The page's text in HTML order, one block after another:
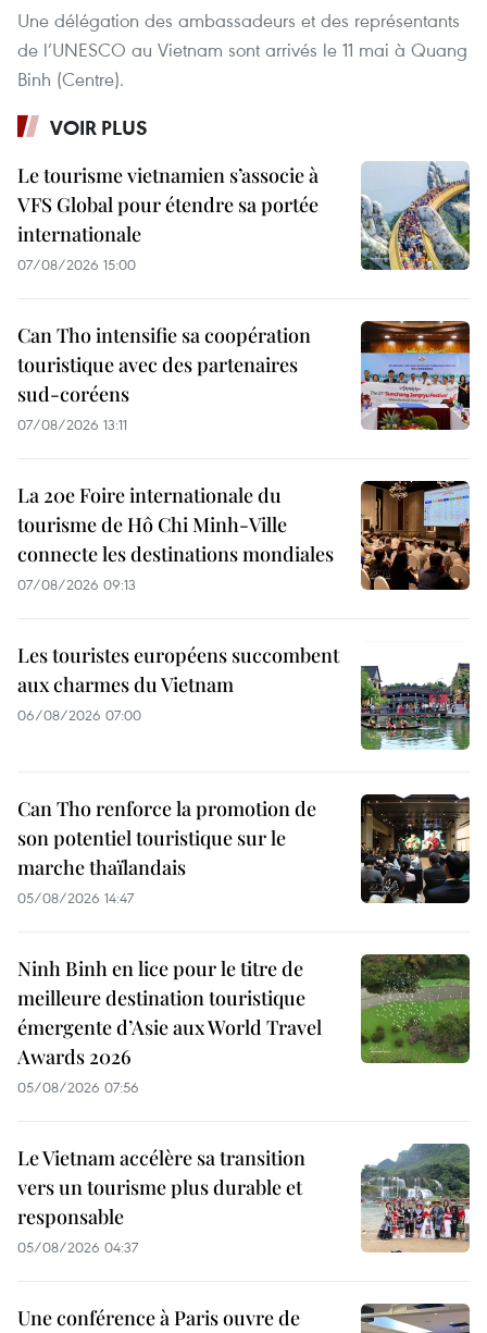
Une délégation des ambassadeurs et des représentants
de l’UNESCO au Vietnam sont arrivés le 11 mai à Quang
Binh (Centre).
VOIR PLUS
Le tourisme vietnamien s’associe à
VFS Global pour étendre sa portée
internationale
07/08/2026 15:00
Can Tho intensifie sa coopération
touristique avec des partenaires
sud-coréens
07/08/2026 13:11
La 20e Foire internationale du
tourisme de Hô Chi Minh-Ville
connecte les destinations mondiales
07/08/2026 09:13
Les touristes européens succombent
aux charmes du Vietnam
06/08/2026 07:00
Can Tho renforce la promotion de
son potentiel touristique sur le
marche thaïlandais
05/08/2026 14:47
Ninh Binh en lice pour le titre de
meilleure destination touristique
émergente d’Asie aux World Travel
Awards 2026
05/08/2026 07:56
Le Vietnam accélère sa transition
vers un tourisme plus durable et
responsable
05/08/2026 04:37
Une conférence à Paris ouvre de